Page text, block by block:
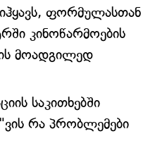
ფორმულასთან
კინოწარმოების
მოადგილედ
საკითხებში
რა პრობლემები